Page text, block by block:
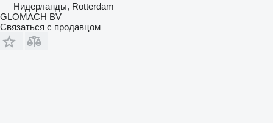
Нидерланды, Rotterdam
GLOMACH BV
Связаться с продавцом